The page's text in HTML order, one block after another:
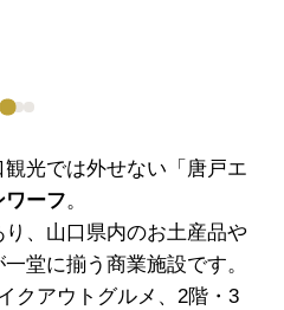
光では外せない「唐戸エ
ワーフ。
、山口県内のお土産品や
堂に揃う商業施設です。
クアウトグルメ、2階・3